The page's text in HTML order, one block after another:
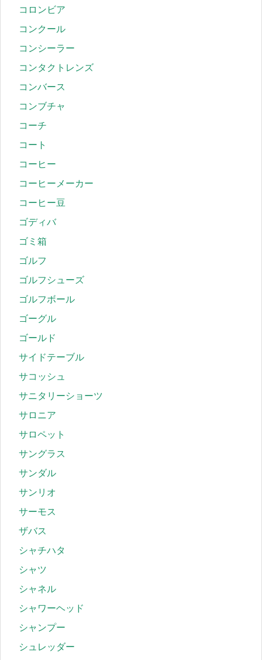
コロンビア
コンクール
コンシーラー
コンタクトレンズ
コンバース
コンブチャ
コーチ
コート
コーヒー
コーヒーメーカー
コーヒー豆
ゴディバ
ゴミ箱
ゴルフ
ゴルフシューズ
ゴルフボール
ゴーグル
ゴールド
サイドテーブル
サコッシュ
サニタリーショーツ
サロニア
サロペット
サングラス
サンダル
サンリオ
サーモス
ザバス
シャチハタ
シャツ
シャネル
シャワーヘッド
シャンプー
シュレッダー